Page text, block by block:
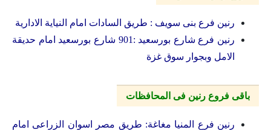
رنين فرع بنى سويف : طريق السادات امام النياية الادارية
رنين فرع شارع بورسعيد :901 شارع بورسعيد امام حديقة
الامل وبجوار سوق غزة
باقى فروع رنين فى المحافظات
رنين فرع المنيا مغاغة: طريق مصر اسوان الزراعى امام